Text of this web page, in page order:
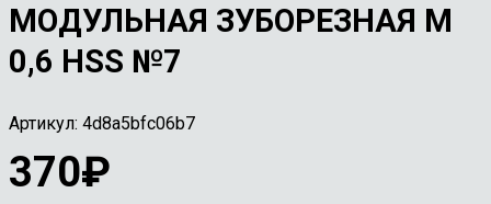
МОДУЛЬНАЯ ЗУБОРЕЗНАЯ М
0,6 HSS №7
Артикул: 4d8a5bfc06b7
370₽